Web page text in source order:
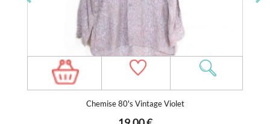
Chemise 80's Vintage Violet